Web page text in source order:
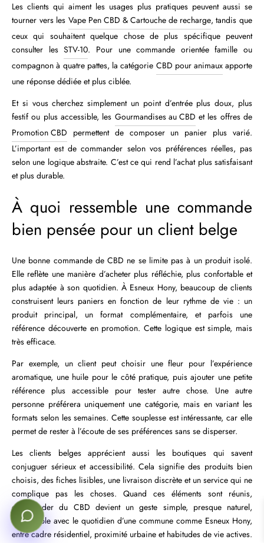
Les clients qui aiment les usages plus pratiques peuvent aussi se
tourner vers les Vape Pen CBD & Cartouche de recharge, tandis que
ceux qui souhaitent quelque chose de plus spécifique peuvent
consulter lesSTV-10. Pour une commande orientée famille ou
compagnon à quatre pattes, la catégorie CBD pour animauxapporte
une réponse dédiée et plus ciblée.
Et si vous cherchez simplement un point d’entrée plus doux, plus
festif ou plus accessible, les Gourmandises au CBD et les offres de
Promotion CBD permettent de composer un panier plus varié.
L’important est de commander selon vos préférences réelles, pas
selon une logique abstraite. C’est ce qui rend l’achat plus satisfaisant
et plus durable.
À quoi ressemble une commande
bien pensée pour un client belge
Une bonne commande de CBD ne se limite pas à un produit isolé.
Elle reflète une manière d’acheter plus réfléchie, plus confortable et
plus adaptée à son quotidien. À Esneux Hony, beaucoup de clients
construisent leurs paniers en fonction de leur rythme de vie : un
produit principal, un format complémentaire, et parfois une
référence découverte en promotion. Cette logique est simple, mais
très efficace.
Par exemple, un client peut choisir une fleur pour l’expérience
aromatique, une huile pour le côté pratique, puis ajouter une petite
référence plus accessible pour tester autre chose. Une autre
personne préférera uniquement une catégorie, mais en variant les
formats selon les semaines. Cette souplesse est intéressante, car elle
permet de rester à l’écoute de ses préférences sans se disperser.
Les clients belges apprécient aussi les boutiques qui savent
conjuguer sérieux et accessibilité. Cela signifie des produits bien
choisis, des fiches lisibles, une livraison discrète et un service qui ne
complique pas les choses. Quand ces éléments sont réunis,
commander du CBD devient un geste simple, presque naturel,
compatible avec le quotidien d’une commune comme Esneux Hony,
entre cadre résidentiel, proximité urbaine et habitudes de vie actives.